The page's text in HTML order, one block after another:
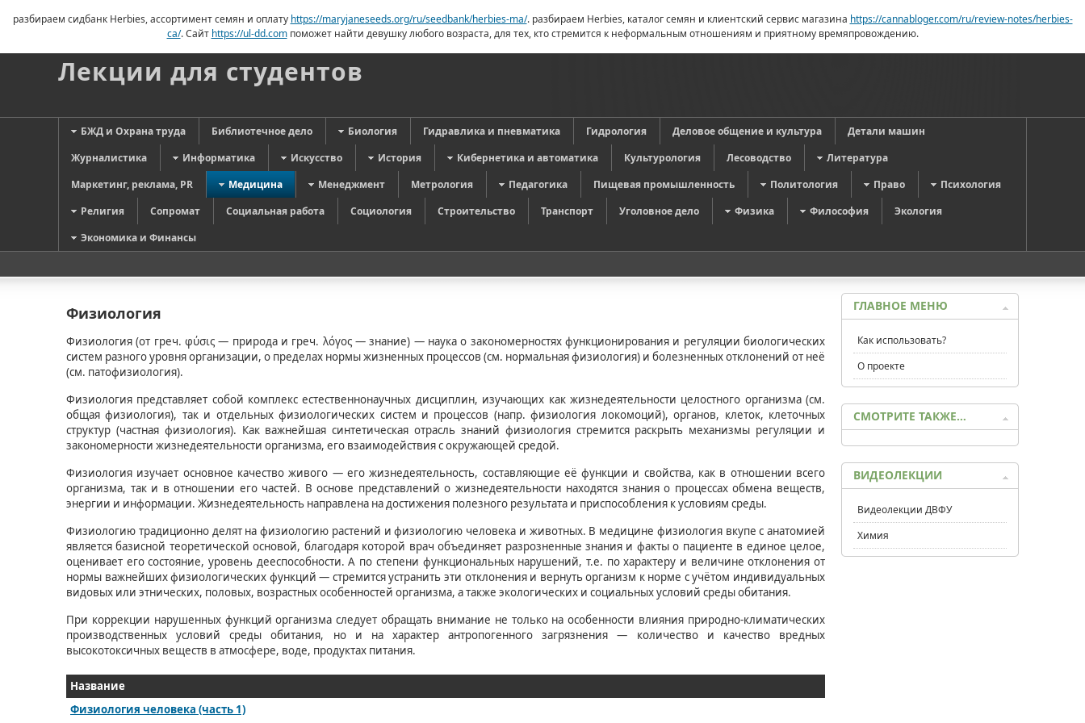
разбираем сидбанк Herbies, ассортимент семян и оплату https://maryjaneseeds.org/ru/seedbank/herbies-ma/. разбираем Herbies, каталог семян и клиентский сервис магазина https://cannabloger.com/ru/review-notes/herbies-
ca/. Сайт https://ul-dd.comпоможет найти девушку любого возраста, для тех, кто стремится к неформальным отношениям и приятному времяпровождению.
Лекции для студентов
БЖД и Охрана труда Библиотечное дело Биология Гидравлика и пневматика Гидрология Деловое общение и культура
Детали машин
Журналистика
Информатика Искусство История Кибернетика и автоматика Культурология Лесоводство
Литература
Маркетинг, реклама, PR
Медицина Менеджмент Метрология Педагогика Пищевая промышленность Политология Право
Психология
Религия
Сопромат Социальная работа Социология Строительство Транспорт Уголовное дело Физика Философия
Экология
Экономика и Финансы
Физиология
Физиология (от греч. φύσις — природа и греч. λόγος — знание) — наука о закономерностях функционирования и регуляции биологических
систем разного уровня организации, о пределах нормы жизненных процессов (см. нормальная физиология) и болезненных отклонений от неё
(см. патофизиология).
Физиология представляет собой комплекс естественнонаучных дисциплин, изучающих как жизнедеятельности целостного организма (см.
общая физиология), так и отдельных физиологических систем и процессов (напр. физиология локомоций), органов, клеток, клеточных
структур (частная физиология). Как важнейшая синтетическая отрасль знаний физиология стремится раскрыть механизмы регуляции и
закономерности жизнедеятельности организма, его взаимодействия с окружающей средой.
Физиология изучает основное качество живого — его жизнедеятельность, составляющие её функции и свойства, как в отношении всего
организма, так и в отношении его частей. В основе представлений о жизнедеятельности находятся знания о процессах обмена веществ,
энергии и информации. Жизнедеятельность направлена на достижения полезного результата и приспособления к условиям среды.
Физиологию традиционно делят на физиологию растений и физиологию человека и животных. В медицине физиология вкупе с анатомией
является базисной теоретической основой, благодаря которой врач объединяет разрозненные знания и факты о пациенте в единое целое,
оценивает его состояние, уровень дееспособности. А по степени функциональных нарушений, т.е. по характеру и величине отклонения от
нормы важнейших физиологических функций — стремится устранить эти отклонения и вернуть организм к норме с учётом индивидуальных
видовых или этнических, половых, возрастных особенностей организма, а также экологических и социальных условий среды обитания.
При коррекции нарушенных функций организма следует обращать внимание не только на особенности влияния природно-климатических
производственных условий среды обитания, но и на характер антропогенного загрязнения — количество и качество вредных
высокотоксичных веществ в атмосфере, воде, продуктах питания.
Название
Физиология человека (часть 1)
ГЛАВНОЕ МЕНЮ
Как использовать?
О проекте
СМОТРИТЕ ТАКЖЕ…
ВИДЕОЛЕКЦИИ
Видеолекции ДВФУ
Химия